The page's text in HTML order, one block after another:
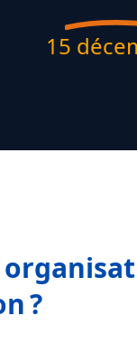
15
?